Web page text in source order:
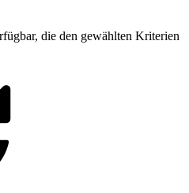
die den gewählten Kriterien